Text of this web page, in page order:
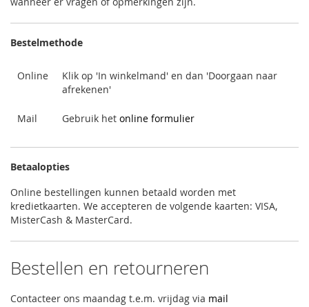
Bestelmethode
Online
Klik op 'In winkelmand' en dan 'Doorgaan naar
afrekenen'
Mail Gebruik het online formulier
Betaalopties
Online bestellingen kunnen betaald worden met
kredietkaarten. We accepteren de volgende kaarten: VISA,
MisterCash & MasterCard.
Bestellen en retourneren
Contacteer ons maandag t.e.m. vrijdag via mail